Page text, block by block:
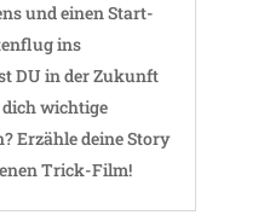
und einen Start­
ins
DU in der Zukunft
wich­tige
Erzähle deine Story
Trick-Film!